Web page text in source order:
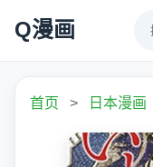
Q漫画
首页 > 日本漫画